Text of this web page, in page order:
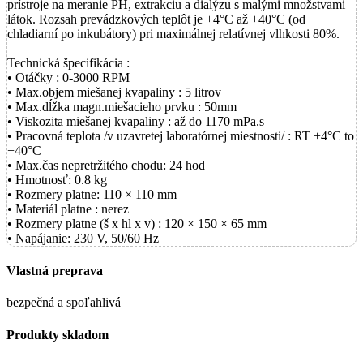
prístroje na meranie PH, extrakciu a dialýzu s malými množstvami
látok. Rozsah prevádzkových teplôt je +4°С až +40°С (od
chladiarní po inkubátory) pri maximálnej relatívnej vlhkosti 80%.
Technická špecifikácia :
• Otáčky : 0-3000 RPM
• Max.objem miešanej kvapaliny : 5 litrov
• Max.dĺžka magn.miešacieho prvku : 50mm
• Viskozita miešanej kvapaliny : až do 1170 mPa.s
• Pracovná teplota /v uzavretej laboratórnej miestnosti/ : RT +4°C to
+40°C
• Max.čas nepretržitého chodu: 24 hod
• Hmotnosť: 0.8 kg
• Rozmery platne: 110 × 110 mm
• Materiál platne : nerez
• Rozmery platne (š x hl x v) : 120 × 150 × 65 mm
• Napájanie: 230 V, 50/60 Hz
Vlastná preprava
bezpečná a spoľahlivá
Produkty skladom